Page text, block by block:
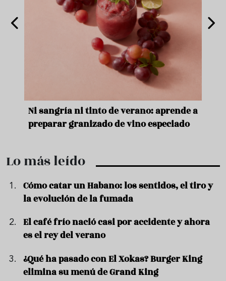
Ni sangría ni tinto de verano: aprende a
preparar granizado de vino especiado
Lo más leído
Cómo catar un Habano: los sentidos, el tiro y
la evolución de la fumada
El café frío nació casi por accidente y ahora
es el rey del verano
¿Qué ha pasado con El Xokas? Burger King
elimina su menú de Grand King